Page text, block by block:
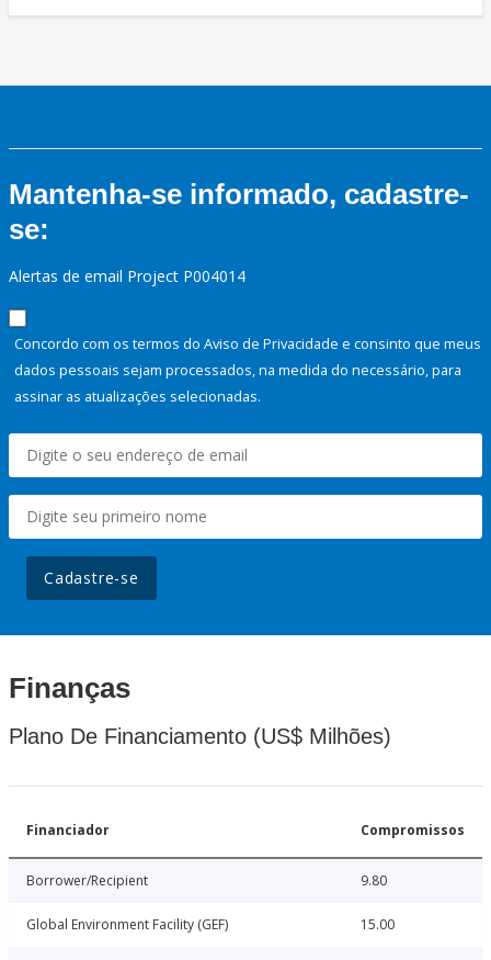
Mantenha-se informado, cadastre-
se:
Alertas de email Project P004014
Concordo com os termos do Aviso de Privacidade e consinto que meus
dados pessoais sejam processados, na medida do necessário, para
assinar as atualizações selecionadas.
Cadastre-se
Finanças
Plano De Financiamento (US$ Milhões)
Financiador Compromissos
Borrower/Recipient 9.80
Global Environment Facility (GEF) 15.00